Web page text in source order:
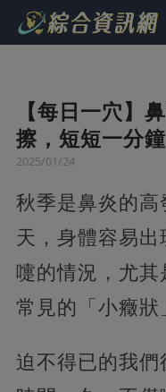
【每日一穴】
擦，短短一分
2025/01/24
秋季是鼻炎的高
天，身體容易
嚏的情況，尤
常見的「小癥狀
迫不得已的我們